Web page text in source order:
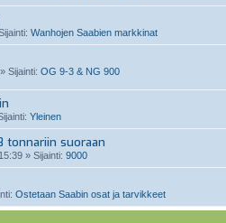
Wanhojen Saabien markkinat
» Sijainti: OG 9-3 & NG 900
Yleinen
tonnariin suoraan
» Sijainti: 9000
Ostetaan Saabin osat ja tarvikkeet